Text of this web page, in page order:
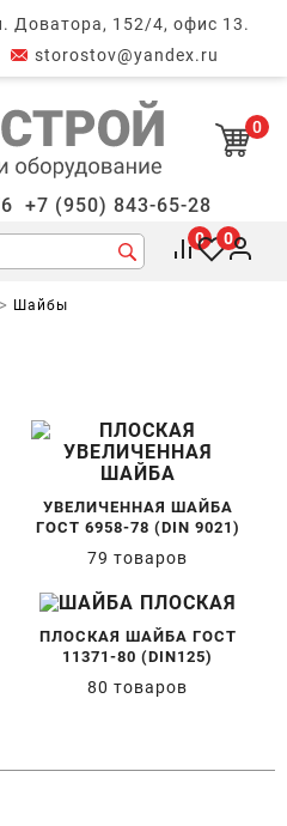
Доватора, 152/4, офис 13.
storostov@yandex.ru
0
+7 (950) 843-65-28
0 0
Шайбы
УВЕЛИЧЕННАЯ ШАЙБА
ГОСТ 6958-78 (DIN 9021)
79 товаров
ПЛОСКАЯ ШАЙБА ГОСТ
11371-80 (DIN125)
80 товаров